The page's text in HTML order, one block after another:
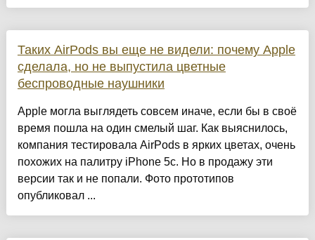
Таких AirPods вы еще не видели: почему Apple
сделала, но не выпустила цветные
беспроводные наушники
Apple могла выглядеть совсем иначе, если бы в своё
время пошла на один смелый шаг. Как выяснилось,
компания тестировала AirPods в ярких цветах, очень
похожих на палитру iPhone 5c. Но в продажу эти
версии так и не попали. Фото прототипов
опубликовал ...